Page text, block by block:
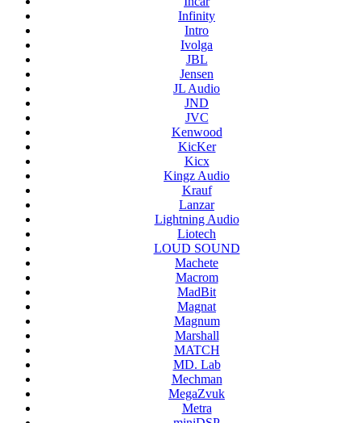
Infinity
Intro
Ivolga
JBL
Jensen
JL Audio
JND
JVC
Kenwood
KicKer
Kicx
Kingz Audio
Krauf
Lanzar
Lightning Audio
Liotech
LOUD SOUND
Machete
Macrom
MadBit
Magnat
Magnum
Marshall
MATCH
MD. Lab
Mechman
MegaZvuk
Metra